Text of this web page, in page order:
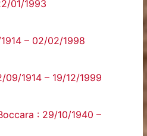
01/1993
– 02/02/1998
09/1914 – 19/12/1999
: 29/10/1940 –